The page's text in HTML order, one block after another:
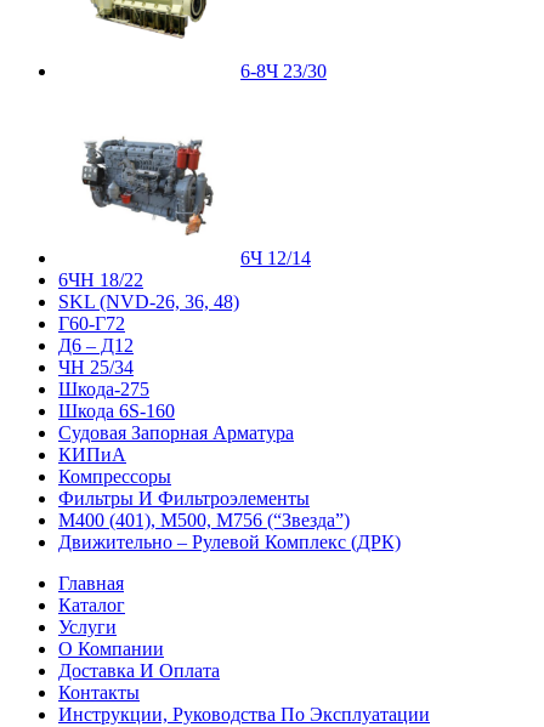
6-8Ч 23/30
6Ч 12/14
6ЧН 18/22
SKL (NVD-26, 36, 48)
Г60-Г72
Д6 – Д12
ЧН 25/34
Шкода-275
Шкода 6S-160
Судовая Запорная Арматура
КИПиА
Компрессоры
Фильтры И Фильтроэлементы
М400 (401), М500, М756 (“Звезда”)
Движительно – Рулевой Комплекс (ДРК)
Главная
Каталог
Услуги
О Компании
Доставка И Оплата
Контакты
Инструкции, Руководства По Эксплуатации